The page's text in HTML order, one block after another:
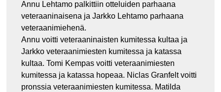
Annu Lehtamo palkittiin otteluiden parhaana
veteraaninaisena ja Jarkko Lehtamo parhaana
veteraanimiehenä.
Annu voitti veteraaninaisten kumitessa kultaa ja
Jarkko veteraanimiesten kumitessa ja katassa
kultaa. Tomi Kempas voitti veteraanimiesten
kumitessa ja katassa hopeaa. Niclas Granfelt voitti
pronssia veteraanimiesten kumitessa. Matilda